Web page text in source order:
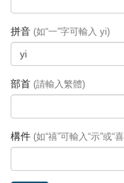
拼音 (如“一”字可輸入 yi)
部首 (請輸入繁體)
構件 (如“禧”可輸入“示”或“